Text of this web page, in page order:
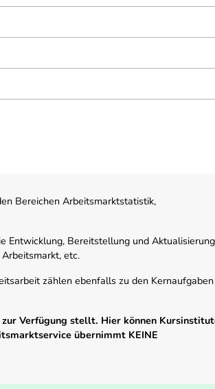
Bereichen Arbeitsmarktstatistik,
Entwicklung, Bereitstellung und Aktualisierung
etc.
zählen ebenfalls zu den Kernaufgaben
Verfügung stellt. Hier können
übernimmt KEINE